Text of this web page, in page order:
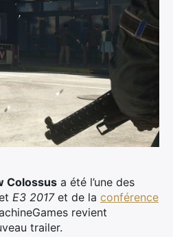
Colossus a été l’une des
E3 2017et de la conférence
revient
trailer.